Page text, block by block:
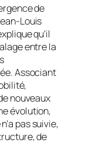
de
Louis
qu’il
entre la
Associant
nouveaux
évolution,
pas suivie,
de